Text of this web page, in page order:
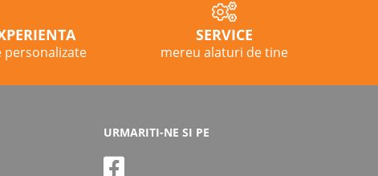
SERVICE
mereu alaturi de tine
URMARITI-NE SI PE